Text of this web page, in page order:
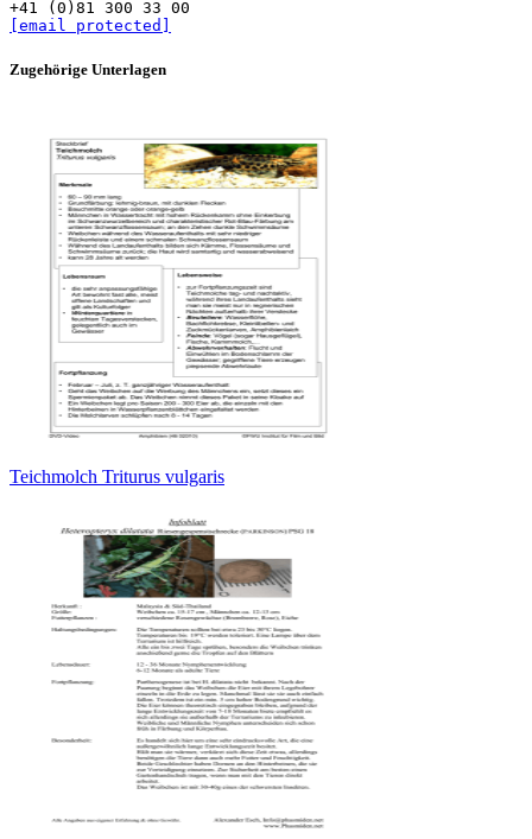
[email protected]
Zugehörige Unterlagen
Teichmolch Triturus vulgaris